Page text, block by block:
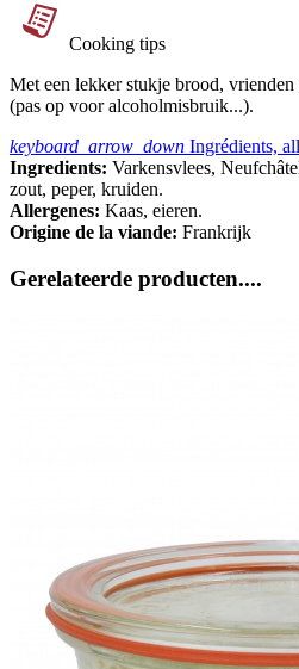
Cooking tips
Met een lekker stukje brood,
(pas op voor alcoholmisbruik...).
keyboard_arrow_down Ingrédients,
Ingredients: Varkensvlees,
zout, peper, kruiden.
Allergenes: Kaas, eieren.
Origine de la viande: Frankrijk
Gerelateerde producten....